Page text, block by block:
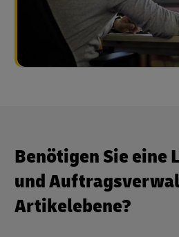
Benötigen Sie eine
und
Artikelebene?